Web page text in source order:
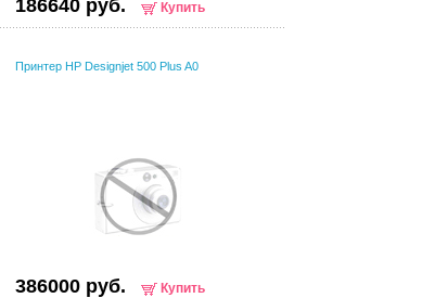
186640 руб. Купить
Принтер HP Designjet 500 Plus A0
386000 руб. Купить